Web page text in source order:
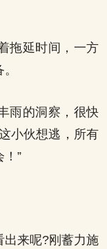
拖延时间，一方
雨的洞察，很快
小伙想逃，所有
！”
出来呢?刚蓄力施